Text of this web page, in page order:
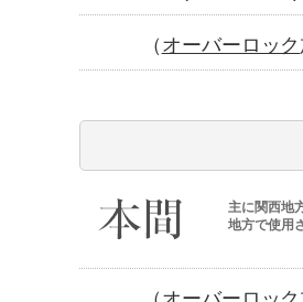
（ オーバーロック
主に関西地
地方で使用